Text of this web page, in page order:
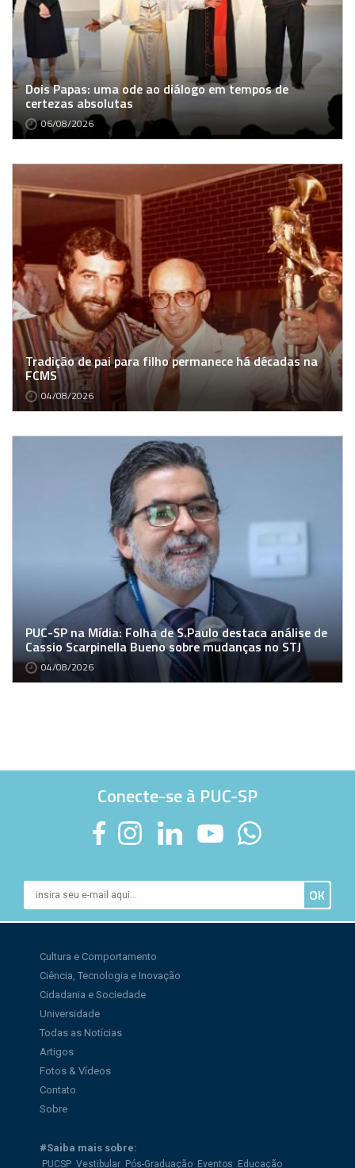
Dois Papas: uma ode ao diálogo em tempos de
certezas absolutas
06/08/2026
Tradição de pai para filho permanece há décadas na
FCMS
04/08/2026
PUC-SP na Mídia: Folha de S.Paulo destaca análise de
Cassio Scarpinella Bueno sobre mudanças no STJ
04/08/2026
Conecte-se à PUC-SP
Cultura e Comportamento
Ciência, Tecnologia e Inovação
Cidadania e Sociedade
Universidade
Todas as Notícias
Artigos
Fotos & Vídeos
Contato
Sobre
#Saiba mais sobre:
PUCSP Vestibular Pós-Graduação Eventos Educação